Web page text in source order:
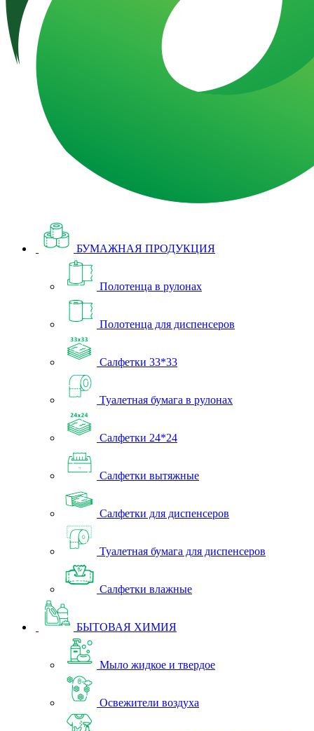
БУМАЖНАЯ ПРОДУКЦИЯ
Полотенца в рулонах
Полотенца для диспенсеров
Салфетки 33*33
Туалетная бумага в рулонах
Салфетки 24*24
Салфетки вытяжные
Салфетки для диспенсеров
Туалетная бумага для диспенсеров
Салфетки влажные
БЫТОВАЯ ХИМИЯ
Мыло жидкое и твердое
Освежители воздуха